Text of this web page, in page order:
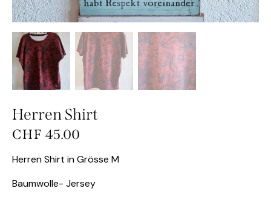
Herren Shirt
CHF 45.00
Herren Shirt in Grösse M
Baumwolle- Jersey